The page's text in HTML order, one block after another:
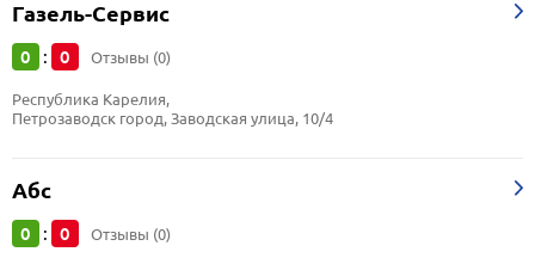
Газель-Сервис
0 : 0 Отзывы (0)
Республика Карелия,
Петрозаводск город, Заводская улица, 10/4
Абс
0 : 0 Отзывы (0)